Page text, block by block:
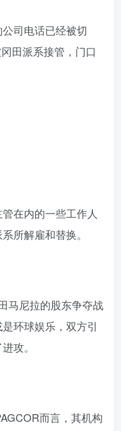
司电话已经被切
田派系接管，门口
在内的一些工作人
所解雇和替换。
马尼拉的股东争夺战
环球娱乐，双方引
攻。
而言，其机构